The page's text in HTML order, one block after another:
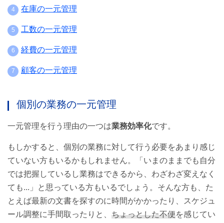
在庫の一元管理
工数の一元管理
経費の一元管理
顧客の一元管理
個別の業務の一元管理
一元管理を行う理由の一つは業務効率化です。
もしかすると、個別の業務に対して行う必要をあまり感じ
ていない方もいるかもしれません。「いまのままでも自分
では把握しているし業務はできるから、わざわざ変えなく
ても...」と思っている方もいるでしょう。そんな方も、た
とえば最新の文書を探すのに時間がかかったり、スケジュ
ール調整に手間取ったりと、 ちょっとした不便を感じてい